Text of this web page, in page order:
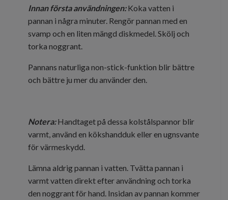
Innan första användningen:Koka vatten i
pannan i några minuter. Rengör pannan med en
svamp och en liten mängd diskmedel. Skölj och
torka noggrant.
Pannans naturliga non-stick-funktion blir bättre
och bättre ju mer du använder den.
Notera:Handtaget på dessa kolstålspannor blir
varmt, använd en kökshandduk eller en ugnsvante
för värmeskydd.
Lämna aldrig pannan i vatten. Tvätta pannan i
varmt vatten direkt efter användning och torka
den noggrant för hand. Insidan av pannan kommer